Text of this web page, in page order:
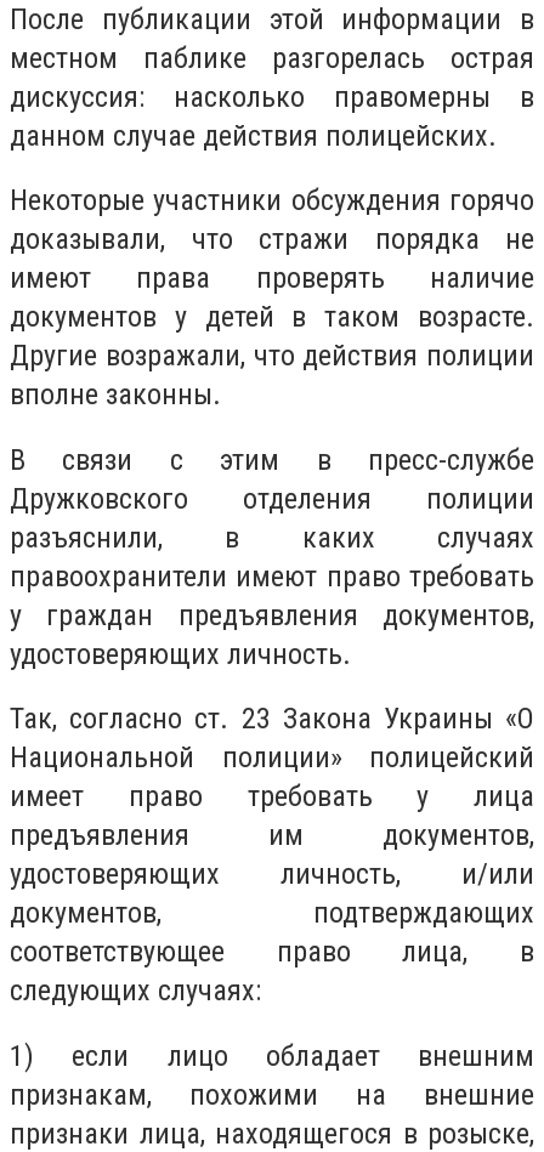
После публикации этой информации в
местном паблике разгорелась острая
дискуссия: насколько правомерны в
данном случае действия полицейских.
Некоторые участники обсуждения горячо
доказывали, что стражи порядка не
имеют права проверять наличие
документов у детей в таком возрасте.
Другие возражали, что действия полиции
вполне законны.
В связи с этим в пресс-службе
Дружковского отделения полиции
разъяснили, в каких случаях
правоохранители имеют право требовать
у граждан предъявления документов,
удостоверяющих личность.
Так, согласно ст. 23 Закона Украины «О
Национальной полиции» полицейский
имеет право требовать у лица
предъявления им документов,
удостоверяющих личность, и/или
документов, подтверждающих
соответствующее право лица, в
следующих случаях:
1) если лицо обладает внешним
признакам, похожими на внешние
признаки лица, находящегося в розыске,